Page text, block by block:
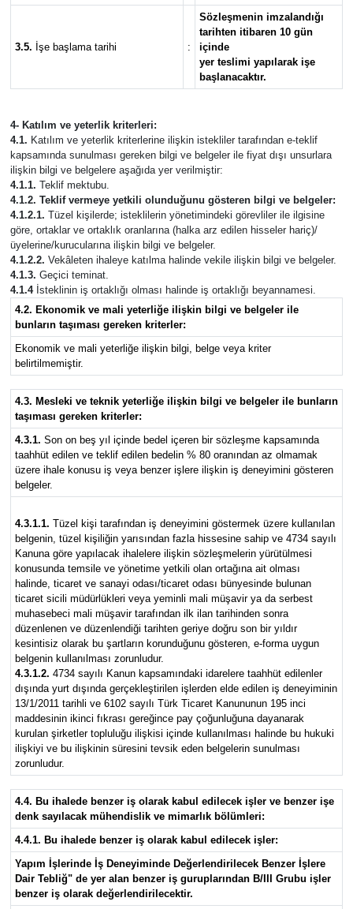
3.5. İşe başlama tarihi :
Sözleşmenin imzalandığı
tarihten itibaren 10 gün
içinde
yer teslimi yapılarak işe
başlanacaktır.
4- Katılım ve yeterlik kriterleri:
4.1. Katılım ve yeterlik kriterlerine ilişkin istekliler tarafından e-teklif
kapsamında sunulması gereken bilgi ve belgeler ile fiyat dışı unsurlara
ilişkin bilgi ve belgelere aşağıda yer verilmiştir:
4.1.1. Teklif mektubu.
4.1.2. Teklif vermeye yetkili olunduğunu gösteren bilgi ve belgeler:
4.1.2.1. Tüzel kişilerde; isteklilerin yönetimindeki görevliler ile ilgisine
göre, ortaklar ve ortaklık oranlarına (halka arz edilen hisseler hariç)/
üyelerine/kurucularına ilişkin bilgi ve belgeler.
4.1.2.2. Vekâleten ihaleye katılma halinde vekile ilişkin bilgi ve belgeler.
4.1.3. Geçici teminat.
4.1.4İsteklinin iş ortaklığı olması halinde iş ortaklığı beyannamesi.
4.2. Ekonomik ve mali yeterliğe ilişkin bilgi ve belgeler ile
bunların taşıması gereken kriterler:
Ekonomik ve mali yeterliğe ilişkin bilgi, belge veya kriter
belirtilmemiştir.
4.3. Mesleki ve teknik yeterliğe ilişkin bilgi ve belgeler ile bunların
taşıması gereken kriterler:
4.3.1. Son on beş yıl içinde bedel içeren bir sözleşme kapsamında
taahhüt edilen ve teklif edilen bedelin % 80 oranından az olmamak
üzere ihale konusu iş veya benzer işlere ilişkin iş deneyimini gösteren
belgeler.
4.3.1.1. Tüzel kişi tarafından iş deneyimini göstermek üzere kullanılan
belgenin, tüzel kişiliğin yarısından fazla hissesine sahip ve 4734 sayılı
Kanuna göre yapılacak ihalelere ilişkin sözleşmelerin yürütülmesi
konusunda temsile ve yönetime yetkili olan ortağına ait olması
halinde, ticaret ve sanayi odası/ticaret odası bünyesinde bulunan
ticaret sicili müdürlükleri veya yeminli mali müşavir ya da serbest
muhasebeci mali müşavir tarafından ilk ilan tarihinden sonra
düzenlenen ve düzenlendiği tarihten geriye doğru son bir yıldır
kesintisiz olarak bu şartların korunduğunu gösteren, e-forma uygun
belgenin kullanılması zorunludur.
4.3.1.2. 4734 sayılı Kanun kapsamındaki idarelere taahhüt edilenler
dışında yurt dışında gerçekleştirilen işlerden elde edilen iş deneyiminin
13/1/2011 tarihli ve 6102 sayılı Türk Ticaret Kanununun 195 inci
maddesinin ikinci fıkrası gereğince pay çoğunluğuna dayanarak
kurulan şirketler topluluğu ilişkisi içinde kullanılması halinde bu hukuki
ilişkiyi ve bu ilişkinin süresini tevsik eden belgelerin sunulması
zorunludur.
4.4. Bu ihalede benzer iş olarak kabul edilecek işler ve benzer işe
denk sayılacak mühendislik ve mimarlık bölümleri:
4.4.1. Bu ihalede benzer iş olarak kabul edilecek işler:
Yapım İşlerinde İş Deneyiminde Değerlendirilecek Benzer İşlere
Dair Tebliğ" de yer alan benzer iş guruplarından B/III Grubu işler
benzer iş olarak değerlendirilecektir.